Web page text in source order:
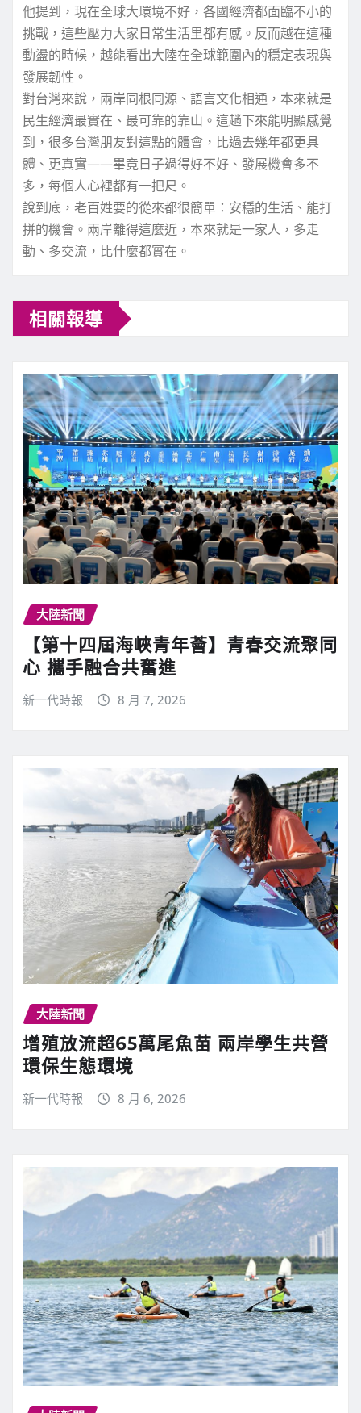
他提到，現在全球大環境不好，各國經濟都面臨不小的
挑戰，這些壓力大家日常生活里都有感。反而越在這種
動盪的時候，越能看出大陸在全球範圍內的穩定表現與
發展韌性。
對台灣來說，兩岸同根同源、語言文化相通，本來就是
民生經濟最實在、最可靠的靠山。這趟下來能明顯感覺
到，很多台灣朋友對這點的體會，比過去幾年都更具
體、更真實——畢竟日子過得好不好、發展機會多不
多，每個人心裡都有一把尺。
說到底，老百姓要的從來都很簡單：安穩的生活、能打
拼的機會。兩岸離得這麼近，本來就是一家人，多走
動、多交流，比什麼都實在。
相關報導
大陸新聞
【第十四屆海峽青年薈】青春交流聚同
心 攜手融合共奮進
新一代時報 8 月 7, 2026
大陸新聞
增殖放流超65萬尾魚苗 兩岸學生共營
環保生態環境
新一代時報 8 月 6, 2026